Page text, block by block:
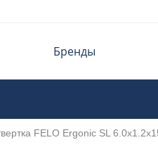
Бренды
FELO Ergonic SL